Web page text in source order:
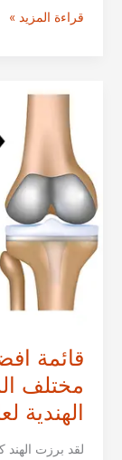
قائمة
الكبد
مختلف
المدن
مومباي،
بنغالور،
دلهي
الهندية
قراءة المزيد »
قائمة
مختلف
الهندية لعام
لقد برزت الهند